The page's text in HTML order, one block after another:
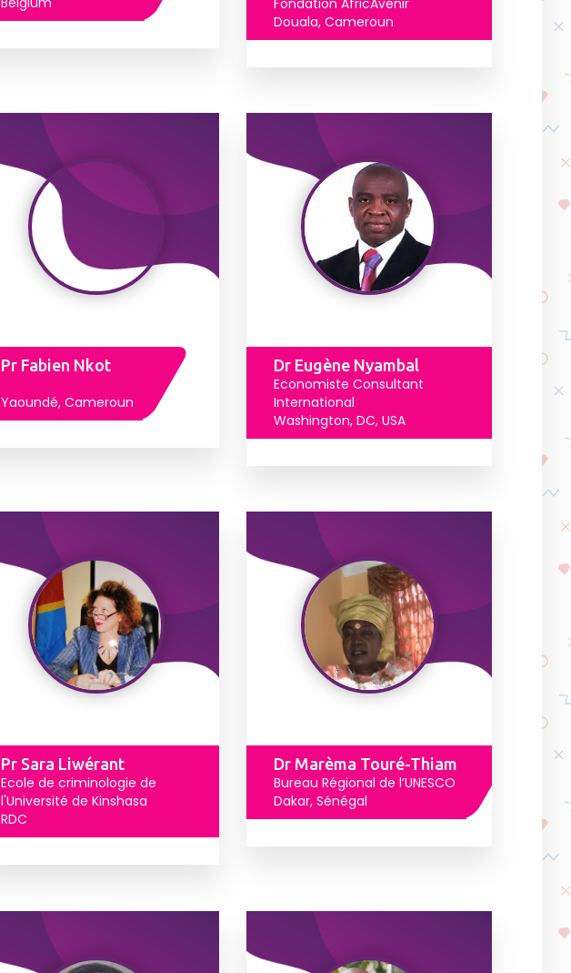
Fondation AfricAvenir
Douala, Cameroun
Pr Fabien Nkot
Yaoundé, Cameroun
Dr Eugène Nyambal
Economiste Consultant
International
Washington, DC, USA
Pr Sara Liwérant
Ecole de criminologie de
l'Université de Kinshasa
RDC
Dr Marèma Touré-Thiam
Bureau Régional de l’UNESCO
Dakar, Sénégal